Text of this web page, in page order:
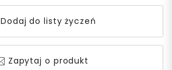
Dodaj do listy życzeń
Zapytaj o produkt